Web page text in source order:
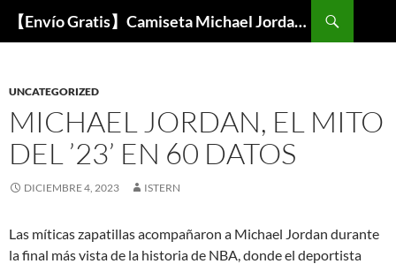
【Envío Gratis】Camiseta Michael Jordan NBA Barata
Buscar
UNCATEGORIZED
MICHAEL JORDAN, EL MITO
DEL ’23’ EN 60 DATOS
DICIEMBRE 4, 2023 ISTERN
Las míticas zapatillas acompañaron a Michael Jordan durante
la final más vista de la historia de NBA, donde el deportista